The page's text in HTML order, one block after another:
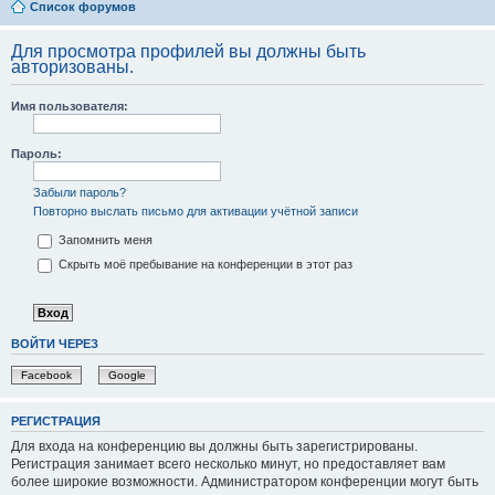
Список форумов
Для просмотра профилей вы должны быть
авторизованы.
Имя пользователя:
Пароль:
Забыли пароль?
Повторно выслать письмо для активации учётной записи
Запомнить меня
Скрыть моё пребывание на конференции в этот раз
ВОЙТИ ЧЕРЕЗ
Facebook Google
РЕГИСТРАЦИЯ
Для входа на конференцию вы должны быть зарегистрированы.
Регистрация занимает всего несколько минут, но предоставляет вам
более широкие возможности. Администратором конференции могут быть